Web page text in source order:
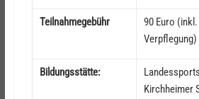
Teilnahmegebühr
90 Euro
Verpflegung)
Bildungsstätte:
Kirchheimer